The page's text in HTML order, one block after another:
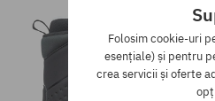
Folosim cookie-uri
esențiale) și pentru
crea servicii și oferte